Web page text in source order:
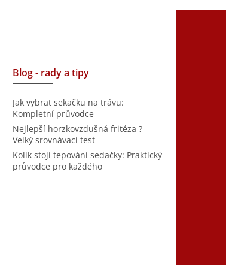
Blog - rady a tipy
Jak vybrat sekačku na trávu:
Kompletní průvodce
Nejlepší horzkovzdušná fritéza ?
Velký srovnávací test
Kolik stojí tepování sedačky: Praktický
průvodce pro každého